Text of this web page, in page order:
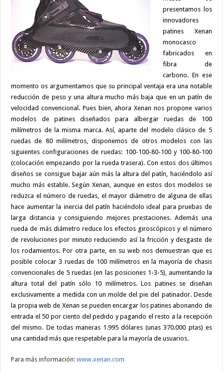
presentamos los
innovadores
patines Xenan
monocasco
fabricados en
fibra de
carbono. En ese
momento os argumentamos que su principal ventaja era una notable
reducción de peso y una altura mucho más baja que en un patín de
velocidad convencional. Pues bien, ahora Xenan nos propone varios
modelos de patines diseñados para albergar ruedas de 100
milímetros de la misma marca. Así, aparte del modelo clásico de 5
ruedas de 80 milímetros, disponemos de otros modelos con las
siguientes configuraciones de ruedas: 100-100-80-100 y 100-80-100
(colocación empezando por la rueda trasera). Con estos dos últimos
diseños se consigue bajar aún más la altura del patín, haciéndolo así
mucho más estable. Según Xenan, aunque en estos dos modelos se
reduzca el número de ruedas, el mayor diámetro de alguna de ellas
hace aumentar la inercia del patín haciéndolo ideal para pruebas de
larga distancia y consiguiendo mejores prestaciones. Además una
rueda de más diámetro reduce los efectos giroscópicos y el número
de revoluciones por minuto reduciendo así la fricción y desgaste de
los rodamientos. Por otra parte, en su web nos demuestran que es
posible colocar 3 ruedas de 100 milímetros en la mayoría de chasis
convencionales de 5 ruedas (en las posiciones 1-3-5), aumentando la
altura total del patín sólo 10 milímetros. Los patines se diseñan
exclusivamente a medida con un molde del pie del patinador. Desde
la propia web de Xenan se pueden encargar los patines abonando de
entrada el 50 por ciento del pedido y pagando el resto a la recepción
del mismo. De todas maneras 1.995 dólares (unas 370.000 ptas) es
una cantidad más que respetable para la mayoría de usuarios.
Para más información:www.xenan.com